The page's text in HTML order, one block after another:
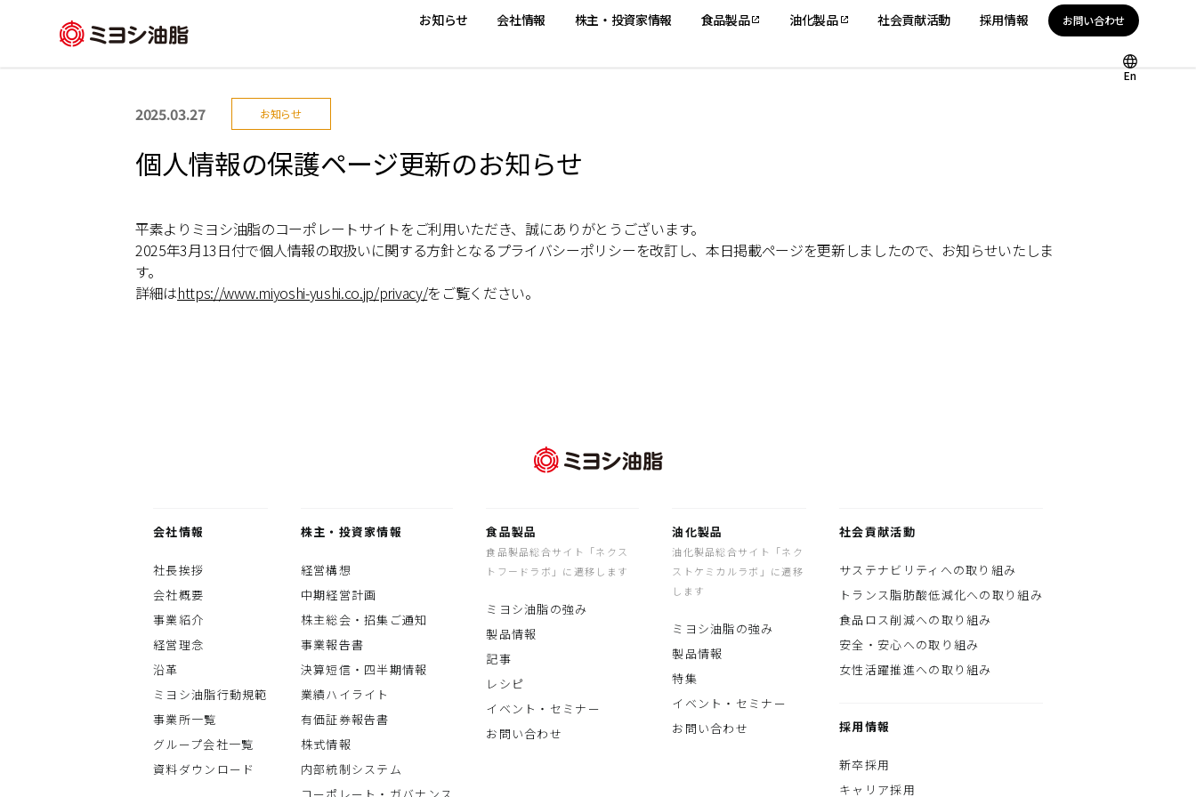
お知らせ 会社情報 株主・投資家情報 食品製品 油化製品 社会貢献活動 採用情報 お問い合わせ
En
2025.03.27 お知らせ
個人情報の保護ページ更新のお知らせ
平素よりミヨシ油脂のコーポレートサイトをご利用いただき、誠にありがとうございます。
2025年3月13日付で個人情報の取扱いに関する方針となるプライバシーポリシーを改訂し、本日掲載ページを更新しましたので、お知らせいたしま
す。
詳細はhttps://www.miyoshi-yushi.co.jp/privacy/をご覧ください。
会社情報
社長挨拶
会社概要
事業紹介
経営理念
沿革
ミヨシ油脂行動規範
事業所一覧
グループ会社一覧
資料ダウンロード
株主・投資家情報
経営構想
中期経営計画
株主総会・招集ご通知
事業報告書
決算短信・四半期情報
業績ハイライト
有価証券報告書
株式情報
内部統制システム
食品製品
食品製品総合サイト「ネクス
トフードラボ」に遷移します
ミヨシ油脂の強み
製品情報
記事
レシピ
イベント・セミナー
お問い合わせ
油化製品
油化製品総合サイト「ネク
ストケミカルラボ」に遷移
します
ミヨシ油脂の強み
製品情報
特集
イベント・セミナー
お問い合わせ
社会貢献活動
サステナビリティへの取り組み
トランス脂肪酸低減化への取り組み
食品ロス削減への取り組み
安全・安心への取り組み
女性活躍推進への取り組み
採用情報
新卒採用
キャリア採用